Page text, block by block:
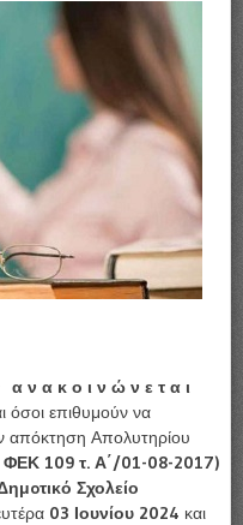
ν α κ ο ι ν ώ ν ε τ α ι
όσοι επιθυμούν να
απόκτηση Απολυτηρίου
109 τ. Α΄/01-08-2017)
oτικό Σχολείο
03 Ιουνίου 2024 και